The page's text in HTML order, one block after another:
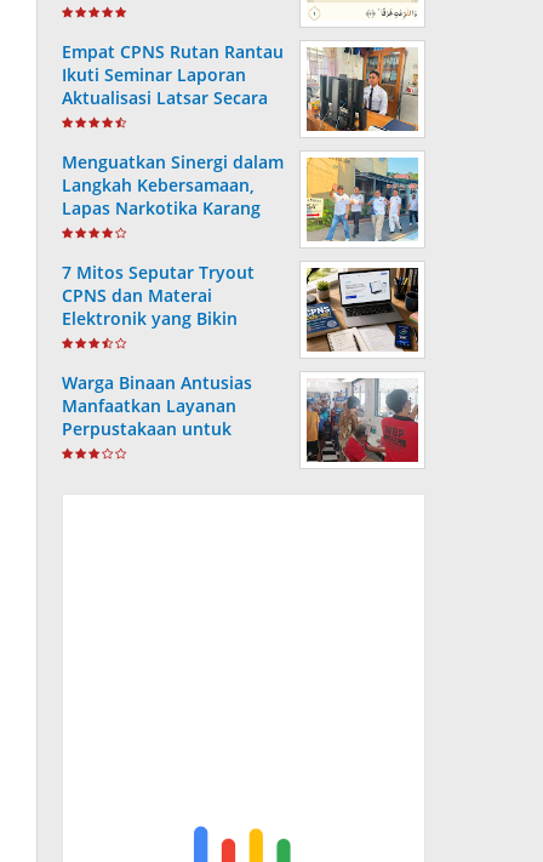
Empat CPNS Rutan Rantau
Ikuti Seminar Laporan
Aktualisasi Latsar Secara
Virtual
Menguatkan Sinergi dalam
Langkah Kebersamaan,
Lapas Narkotika Karang
Intan Ikuti Fun Walk HUT
7 Mitos Seputar Tryout
CPNS dan Materai
Elektronik yang Bikin
Pelamar Salah Langkah
Warga Binaan Antusias
Manfaatkan Layanan
Perpustakaan untuk
Tingkatkan Wawasan